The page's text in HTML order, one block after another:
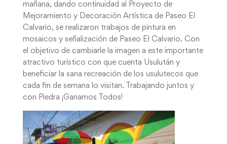
mañana, dando continuidad al Proyecto de
Mejoramiento y Decoración Artística de Paseo El
Calvario, se realizaron trabajos de pintura en
mosaicos y señalización de Paseo El Calvario. Con
el objetivo de cambiarle la imagen a este importante
atractivo turístico con que cuenta Usulután y
beneficiar la sana recreación de los usulutecos que
cada fin de semana lo visitan. Trabajando juntos y
con Piedra ¡Ganamos Todos!